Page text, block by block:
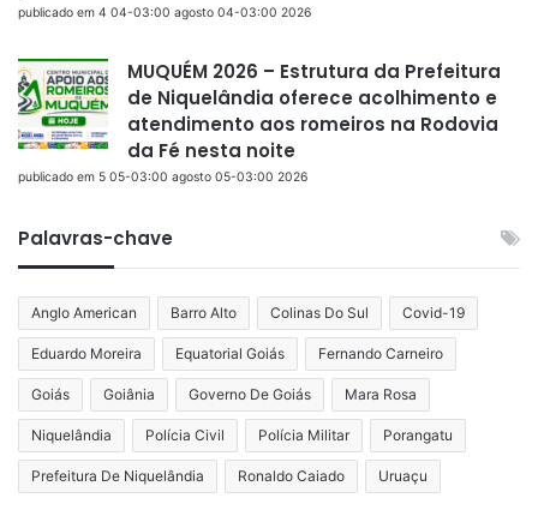
publicado em 4 04-03:00 agosto 04-03:00 2026
MUQUÉM 2026 – Estrutura da Prefeitura
de Niquelândia oferece acolhimento e
atendimento aos romeiros na Rodovia
da Fé nesta noite
publicado em 5 05-03:00 agosto 05-03:00 2026
Palavras-chave
Anglo American Barro Alto Colinas Do Sul Covid-19
Eduardo Moreira Equatorial Goiás Fernando Carneiro
Goiás Goiânia Governo De Goiás Mara Rosa
Niquelândia Polícia Civil Polícia Militar Porangatu
Prefeitura De Niquelândia Ronaldo Caiado Uruaçu